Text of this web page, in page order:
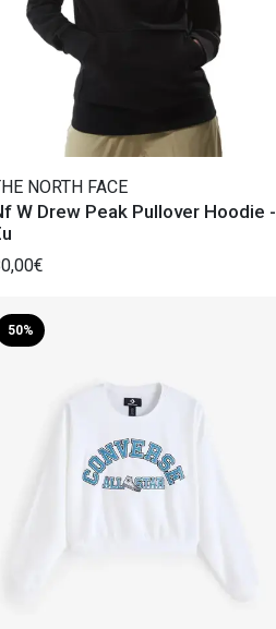
NORTH FACE
W Drew Peak Pullover Hoodie -
50%